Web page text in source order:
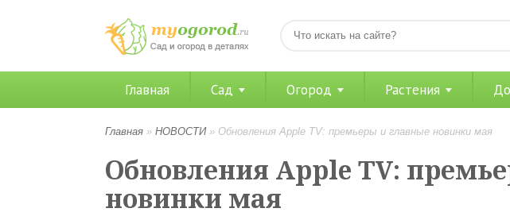
Главная Сад Огород Растения
Главная » НОВОСТИ» Обновления Apple TV: премьеры и главные новинки мая
Обновления Apple TV:
новинки мая